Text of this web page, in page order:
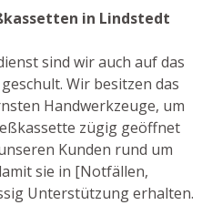
in Lindstedt
sind wir auch auf das
Wir besitzen das
Handwerkzeuge, um
zügig geöffnet
Kunden rund um
sie in [Notfällen,
Unterstützung erhalten.